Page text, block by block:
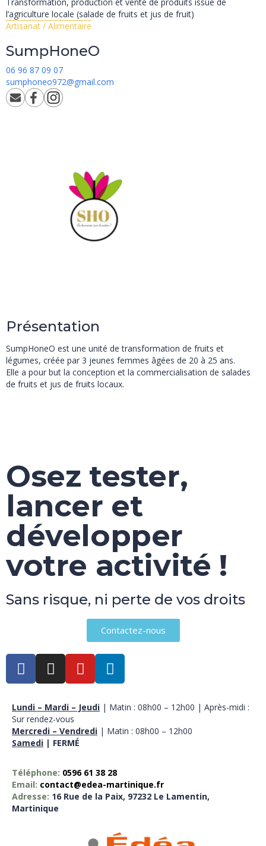
l’agriculture locale (salade de fruits et jus de fruit)
Artisanat / Alimentaire
SumpHoneO
06 96 87 09 07
sumphoneo972@gmail.com
Présentation
SumpHoneO est une unité de transformation de fruits et
légumes, créée par 3 jeunes femmes âgées de 20 à 25 ans.
Elle a pour but la conception et la commercialisation de salades
de fruits et jus de fruits locaux.
Osez tester,
lancer et
développer
votre activité !
Sans risque, ni perte de vos droits
Contactez-nous
Lundi – Mardi – Jeudi | Matin : 08h00 – 12h00 | Après-midi :
Sur rendez-vous
Mercredi – Vendredi | Matin : 08h00 – 12h00
Samedi | FERMÉ
Téléphone: 0596 61 38 28
Email: contact@edea-martinique.fr
Adresse: 16 Rue de la Paix, 97232 Le Lamentin,
Martinique